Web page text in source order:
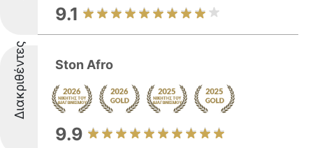
9.1
Διακριθέντες Ston Afro
9.9